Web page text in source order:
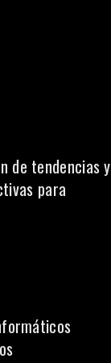
de tendencias y
para